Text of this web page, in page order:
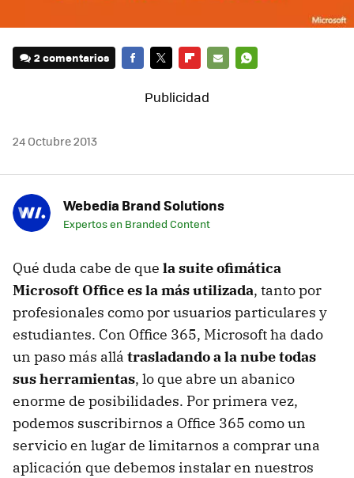
2 comentarios
MAIL
24 Octubre 2013
Webedia Brand Solutions
Expertos en Branded Content
Qué duda cabe de que la suite ofimática
Microsoft Office es la más utilizada, tanto por
profesionales como por usuarios particulares y
estudiantes. Con Office 365, Microsoft ha dado
un paso más allá trasladando a la nube todas
sus herramientas, lo que abre un abanico
enorme de posibilidades. Por primera vez,
podemos suscribirnos a Office 365 como un
servicio en lugar de limitarnos a comprar una
aplicación que debemos instalar en nuestros